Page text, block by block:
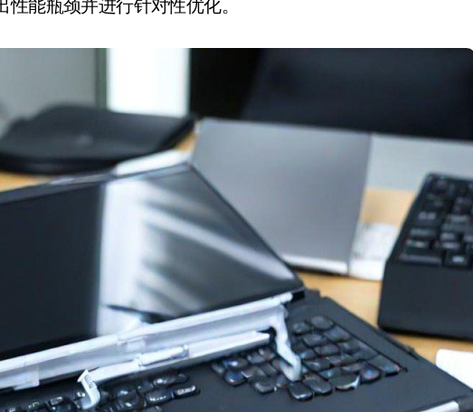
能瓶颈并进行针对性优化。